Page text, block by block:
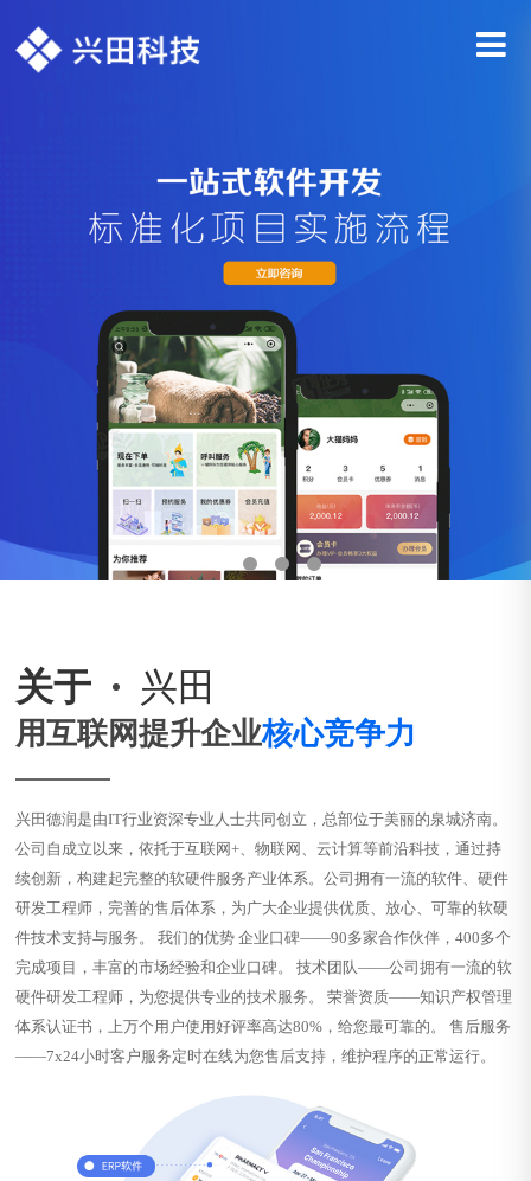
关于 兴田
用互联网提升企业核心竞争力
兴田德润是由IT行业资深专业人士共同创立，总部位于美丽的泉城济南。
公司自成立以来，依托于互联网+、物联网、云计算等前沿科技，通过持
续创新，构建起完整的软硬件服务产业体系。公司拥有一流的软件、硬件
研发工程师，完善的售后体系，为广大企业提供优质、放心、可靠的软硬
件技术支持与服务。 我们的优势 企业口碑——90多家合作伙伴，400多个
完成项目，丰富的市场经验和企业口碑。 技术团队——公司拥有一流的软
硬件研发工程师，为您提供专业的技术服务。 荣誉资质——知识产权管理
体系认证书，上万个用户使用好评率高达80%，给您最可靠的。 售后服务
——7x24小时客户服务定时在线为您售后支持，维护程序的正常运行。